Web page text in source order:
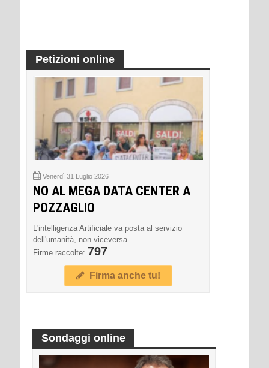
Petizioni online
Venerdì 31 Luglio 2026
NO AL MEGA DATA CENTER A
POZZAGLIO
L'intelligenza Artificiale va posta al servizio
dell'umanità, non viceversa.
Firme raccolte: 797
Firma anche tu!
Sondaggi online